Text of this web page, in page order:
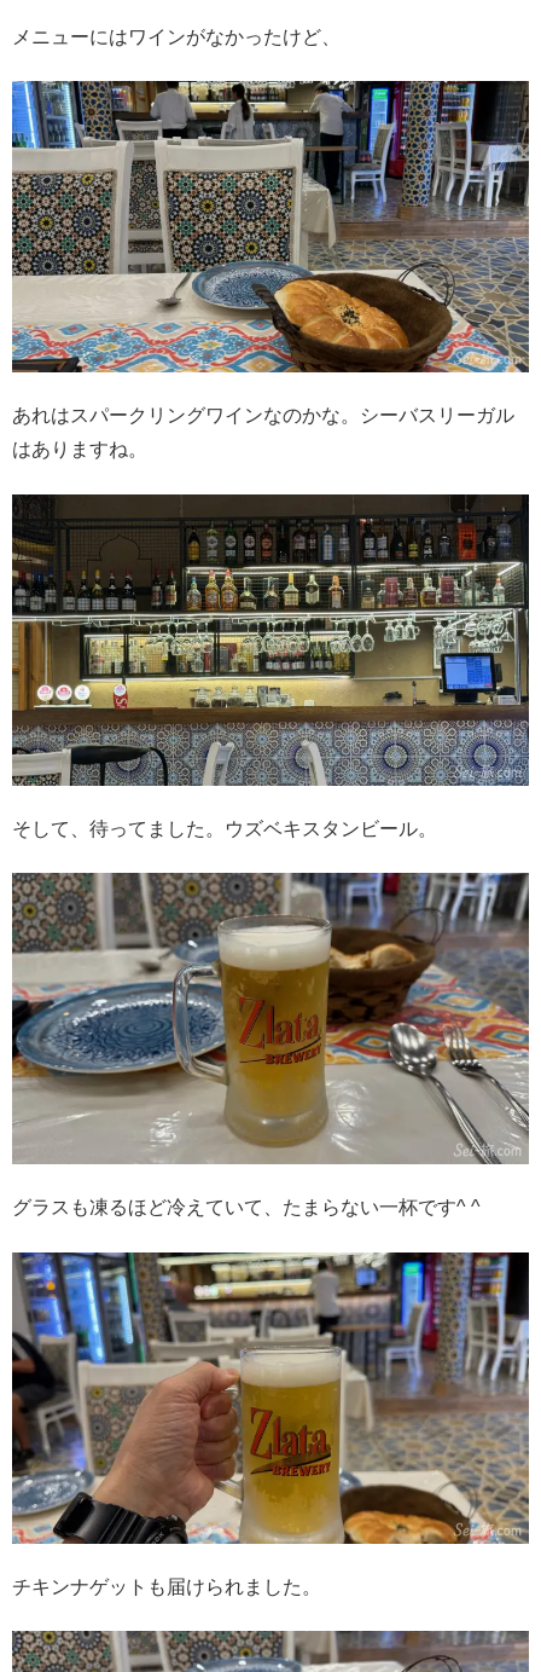
メニューにはワインがなかったけど、
あれはスパークリングワインなのかな。シーバスリーガル
はありますね。
そして、待ってました。ウズベキスタンビール。
グラスも凍るほど冷えていて、たまらない一杯です^ ^
チキンナゲットも届けられました。